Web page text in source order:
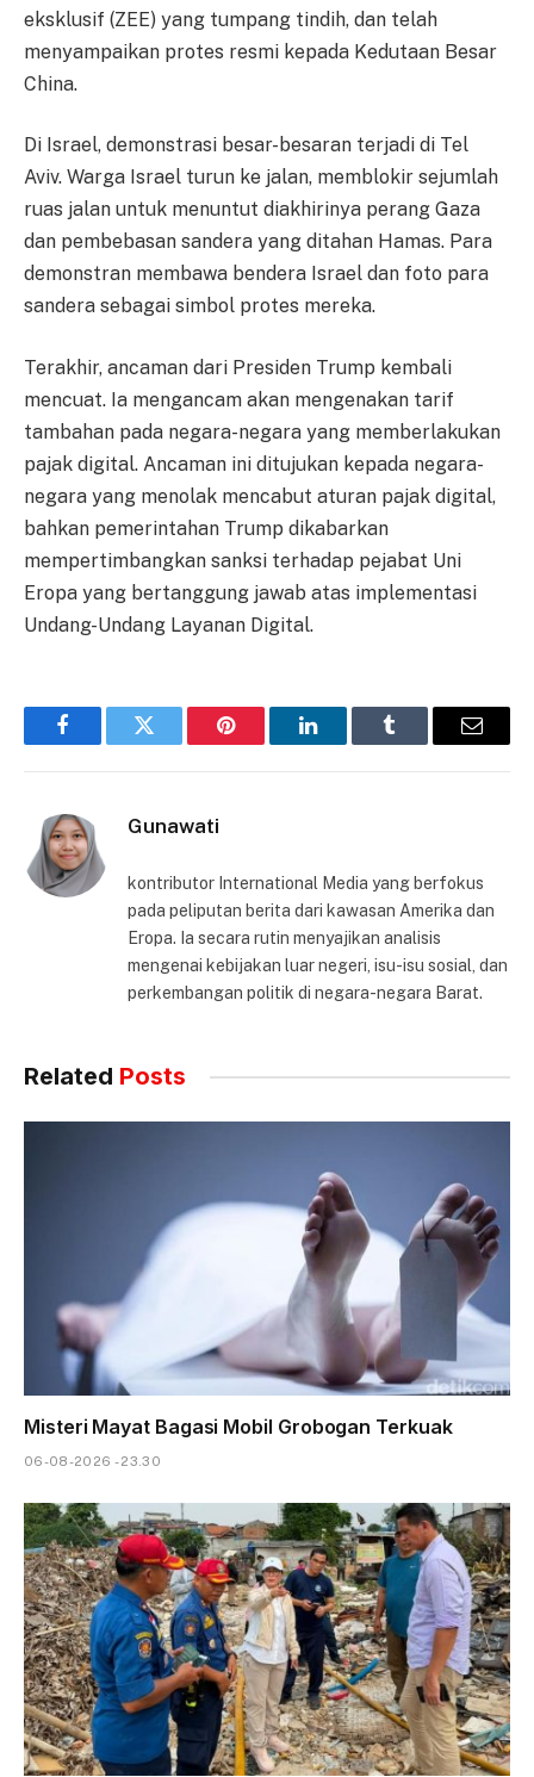
eksklusif (ZEE) yang tumpang tindih, dan telah
menyampaikan protes resmi kepada Kedutaan Besar
China.
Di Israel, demonstrasi besar-besaran terjadi di Tel
Aviv. Warga Israel turun ke jalan, memblokir sejumlah
ruas jalan untuk menuntut diakhirinya perang Gaza
dan pembebasan sandera yang ditahan Hamas. Para
demonstran membawa bendera Israel dan foto para
sandera sebagai simbol protes mereka.
Terakhir, ancaman dari Presiden Trump kembali
mencuat. Ia mengancam akan mengenakan tarif
tambahan pada negara-negara yang memberlakukan
pajak digital. Ancaman ini ditujukan kepada negara-
negara yang menolak mencabut aturan pajak digital,
bahkan pemerintahan Trump dikabarkan
mempertimbangkan sanksi terhadap pejabat Uni
Eropa yang bertanggung jawab atas implementasi
Undang-Undang Layanan Digital.
FacebookTwitter Pinterest LinkedInTumblr Email
Gunawati
kontributor International Media yang berfokus
pada peliputan berita dari kawasan Amerika dan
Eropa. Ia secara rutin menyajikan analisis
mengenai kebijakan luar negeri, isu-isu sosial, dan
perkembangan politik di negara-negara Barat.
Related Posts
Misteri Mayat Bagasi Mobil Grobogan Terkuak
06-08-2026 - 23.30